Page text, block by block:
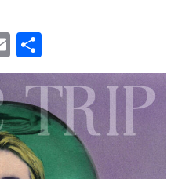
EmailPartager